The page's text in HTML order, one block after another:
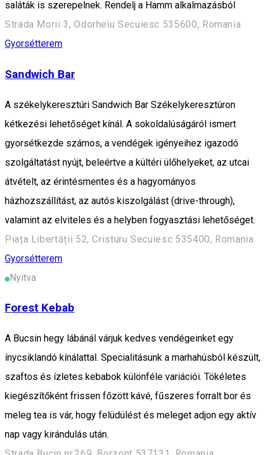
saláták is szerepelnek. Rendelj a Hamm alkalmazásból
Strada Morii 3, Odorheiu Secuiesc 535600, Romania
Gyorsétterem
Sandwich Bar
A székelykeresztúri Sandwich Bar Székelykeresztúron
kétkezési lehetőséget kínál. A sokoldalúságáról ismert
gyorsétkezde számos, a vendégek igényeihez igazodó
szolgáltatást nyújt, beleértve a kültéri ülőhelyeket, az utcai
átvételt, az érintésmentes és a hagyományos
házhozszállítást, az autós kiszolgálást (drive-through),
valamint az elviteles és a helyben fogyasztási lehetőséget.
Piața Libertății 52, Cristuru Secuiesc 535400, Romania
Gyorsétterem
Nyitva
Forest Kebab
A Bucsin hegy lábánál várjuk kedves vendégeinket egy
ínycsiklandó kínálattal. Specialitásunk a marhahúsból készült,
szaftos és ízletes kebabok különféle variációi. Tökéletes
kiegészítőként frissen főzött kávé, fűszeres forralt bor és
meleg tea is vár, hogy felüdülést és meleget adjon egy aktív
nap vagy kirándulás után.